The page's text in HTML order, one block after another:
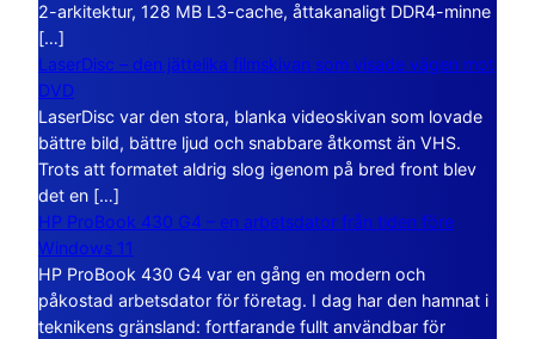
2-arkitektur, 128 MB L3-cache, åttakanaligt DDR4-minne
[…]
LaserDisc – den jättelika filmskivan som visade vägen mot
DVD
LaserDisc var den stora, blanka videoskivan som lovade
bättre bild, bättre ljud och snabbare åtkomst än VHS.
Trots att formatet aldrig slog igenom på bred front blev
det en […]
HP ProBook 430 G4 – en arbetsdator från tiden före
Windows 11
HP ProBook 430 G4 var en gång en modern och
påkostad arbetsdator för företag. I dag har den hamnat i
teknikens gränsland: fortfarande fullt användbar för